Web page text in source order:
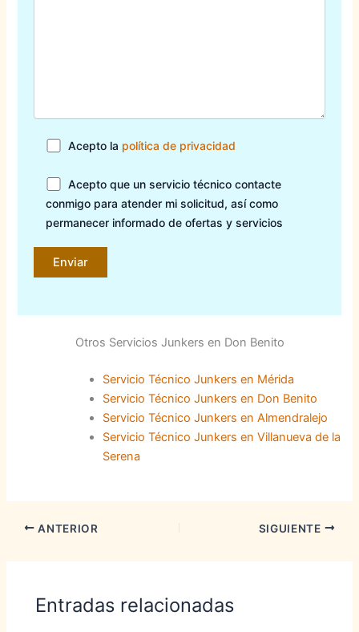
Acepto la política de privacidad
Acepto que un servicio técnico contacte
conmigo para atender mi solicitud, así como
permanecer informado de ofertas y servicios
Otros Servicios Junkers en Don Benito
Servicio Técnico Junkers en Mérida
Servicio Técnico Junkers en Don Benito
Servicio Técnico Junkers en Almendralejo
Servicio Técnico Junkers en Villanueva de la
Serena
ANTERIOR SIGUIENTE
Entradas relacionadas